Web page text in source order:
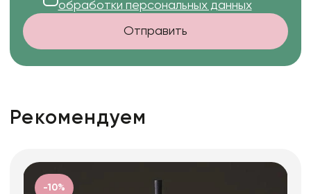
обработки персональных данных
Отправить
Рекомендуем
-10%